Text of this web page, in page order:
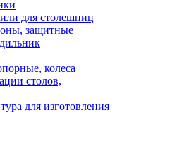
для столешниц
защитные
колеса
столов,
для изготовления